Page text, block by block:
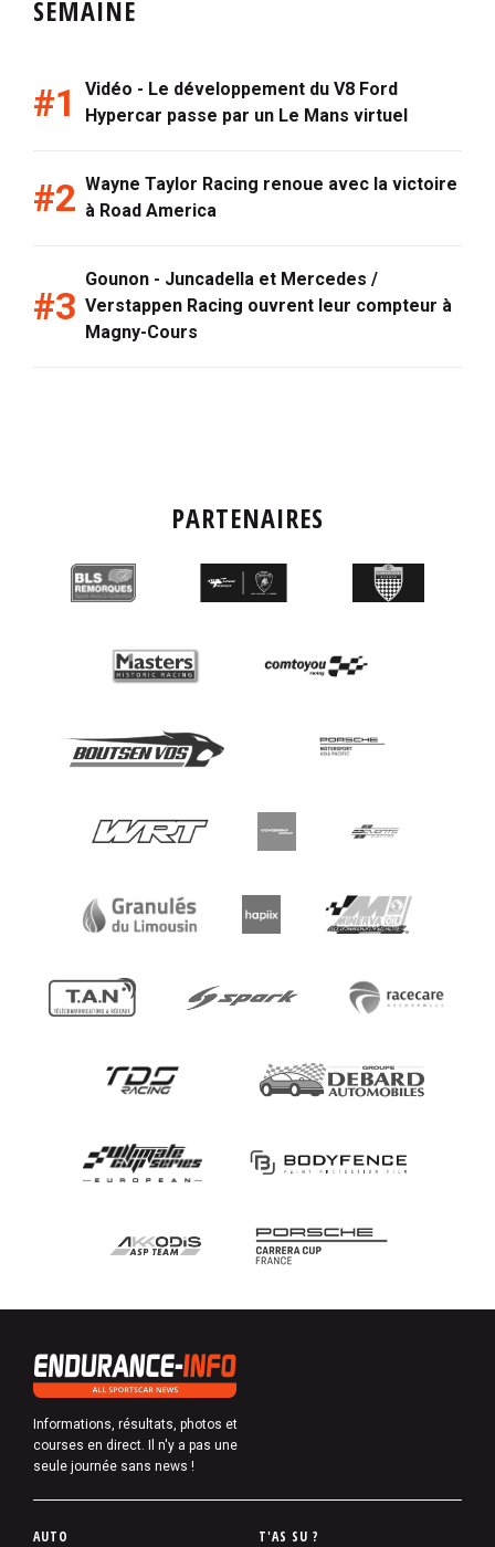
SEMAINE
Vidéo - Le développement du V8 Ford
Hypercar passe par un Le Mans virtuel
Wayne Taylor Racing renoue avec la victoire
à Road America
Gounon - Juncadella et Mercedes /
Verstappen Racing ouvrent leur compteur à
Magny-Cours
PARTENAIRES
Informations, résultats, photos et
courses en direct. Il n'y a pas une
seule journée sans news !
P
AUTO T'AS SU ?